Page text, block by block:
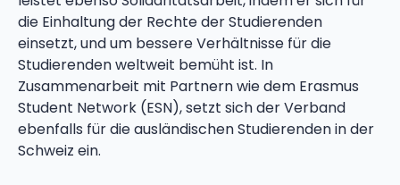
die Einhaltung der Rechte der Studierenden
einsetzt, und um bessere Verhältnisse für die
Studierenden weltweit bemüht ist. In
Zusammenarbeit mit Partnern wie dem Erasmus
Student Network (ESN), setzt sich der Verband
ebenfalls für die ausländischen Studierenden in der
Schweiz ein.